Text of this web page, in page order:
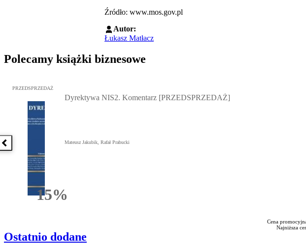
Źródło: www.mos.gov.pl
Autor:
Łukasz Matłacz
Polecamy książki biznesowe
Poprzednia książka
Przejdź do: Dyrektywa NIS2. Komentarz [PRZEDSPRZEDAŻ], Mateusz Jakubik, Rafał
PRZEDSPRZEDAŻ
15%Rabatu
Dyrektywa NIS2. Komentarz [PRZEDSPRZEDAŻ]
Mateusz Jakubik, Rafał Prabucki
Cena
Najniższa
Ostatnio dodane